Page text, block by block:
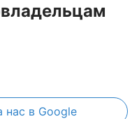
нас в Google